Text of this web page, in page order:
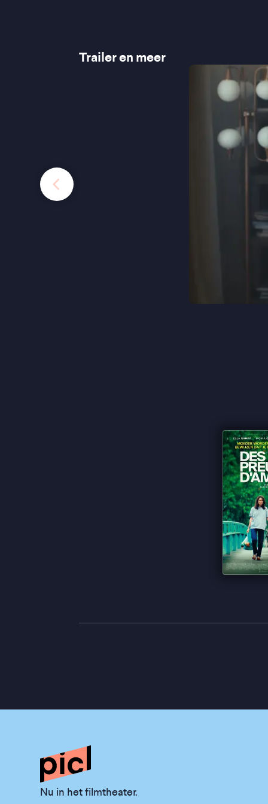
Trailer en meer
Nu in het filmtheater.